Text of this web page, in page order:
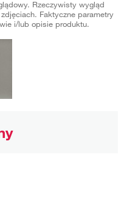
Rzeczywisty wygląd
Faktyczne parametry
i/lub opisie produktu.